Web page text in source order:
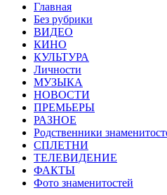
Главная
Без рубрики
ВИДЕО
КИНО
КУЛЬТУРА
Личности
МУЗЫКА
НОВОСТИ
ПРЕМЬЕРЫ
РАЗНОЕ
Родственники
СПЛЕТНИ
ТЕЛЕВИДЕНИЕ
ФАКТЫ
Фото знаменитостей